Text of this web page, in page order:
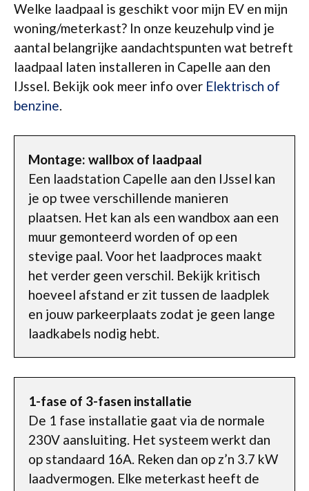
Welke laadpaal is geschikt voor mijn EV en mijn
woning/meterkast? In onze keuzehulp vind je
aantal belangrijke aandachtspunten wat betreft
laadpaal laten installeren in Capelle aan den
IJssel. Bekijk ook meer info over Elektrisch of
benzine.
Montage: wallbox of laadpaal
Een laadstation Capelle aan den IJssel kan
je op twee verschillende manieren
plaatsen. Het kan als een wandbox aan een
muur gemonteerd worden of op een
stevige paal. Voor het laadproces maakt
het verder geen verschil. Bekijk kritisch
hoeveel afstand er zit tussen de laadplek
en jouw parkeerplaats zodat je geen lange
laadkabels nodig hebt.
1-fase of 3-fasen installatie
De 1 fase installatie gaat via de normale
230V aansluiting. Het systeem werkt dan
op standaard 16A. Reken dan op z’n 3.7 kW
laadvermogen. Elke meterkast heeft de